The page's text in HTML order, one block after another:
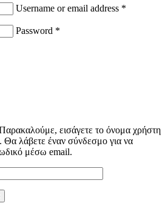
Username or email address *
Password *
εισάγετε το όνομα χρήστη
Θα λάβετε έναν σύνδεσμο για να
μέσω email.